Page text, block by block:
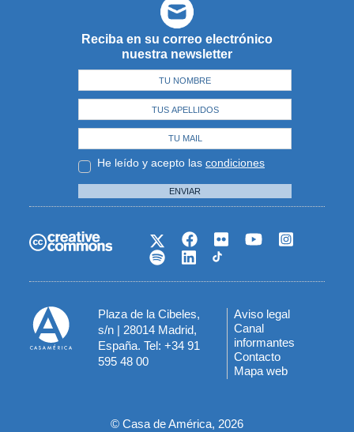
Reciba en su correo electrónico
nuestra newsletter
He leído y acepto las condiciones
ENVIAR
Plaza de la Cibeles,
s/n | 28014 Madrid,
España. Tel: +34 91
595 48 00
Menú
del
pie
Aviso legal
Canal
informantes
Contacto
Mapa web
© Casa de América, 2026